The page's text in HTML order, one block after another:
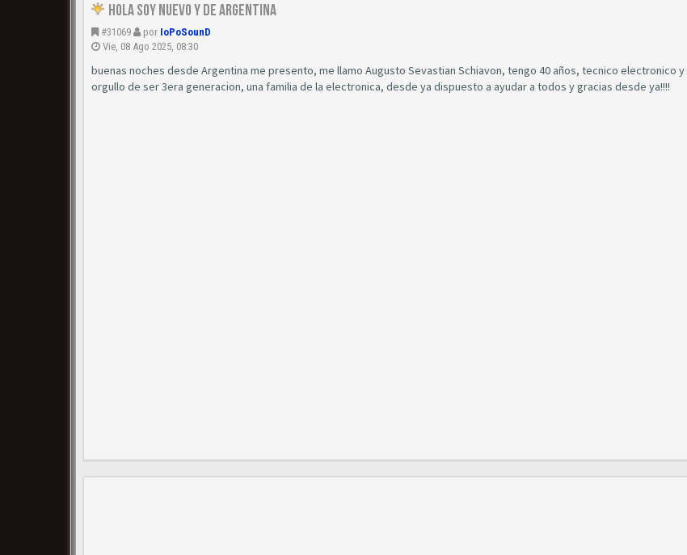
Hola Soy Nuevo y de Argentina
#31069 por IoPoSounD
Vie, 08 Ago 2025, 08:30
buenas noches desde Argentina me presento, me llamo Augusto Sevastian Schiavon, tengo 40 años, tecnico electronico
orgullo de ser 3era generacion, una familia de la electronica, desde ya dispuesto a ayudar a todos y gracias desde ya!!!!